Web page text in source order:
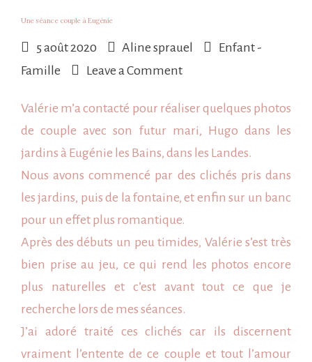
Une séance couple à Eugénie
5 août 2020 Aline sprauel
Enfant -
Famille
Leave a Commenton
séance
couple
à
Eugénie
Valérie m’a contacté pour réaliser quelques photos
de couple avec son futur mari, Hugo dans les
jardins à Eugénie les Bains, dans les Landes.
Nous avons commencé par des clichés pris dans
les jardins, puis de la fontaine, et enfin sur un banc
pour un effet plus romantique.
Après des débuts un peu timides, Valérie s’est très
bien prise au jeu, ce qui rend les photos encore
plus naturelles et c’est avant tout ce que je
recherche lors de mes séances.
J’ai adoré traité ces clichés car ils discernent
vraiment l’entente de ce couple et tout l’amour